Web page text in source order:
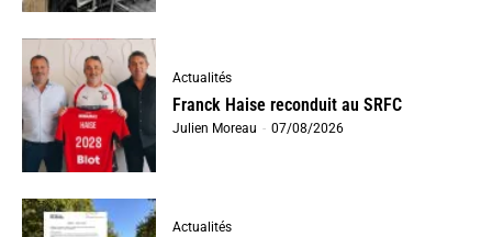
Actualités
Franck Haise reconduit au SRFC
Julien Moreau - 07/08/2026
Actualités